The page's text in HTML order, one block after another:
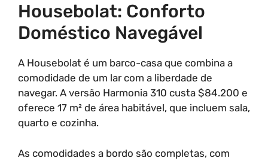
Housebolat: Conforto
Doméstico Navegável
A Housebolat é um barco-casa que combina a
comodidade de um lar com a liberdade de
navegar. A versão Harmonia 310 custa $84.200 e
oferece 17 m² de área habitável, que incluem sala,
quarto e cozinha.
As comodidades a bordo são completas, com